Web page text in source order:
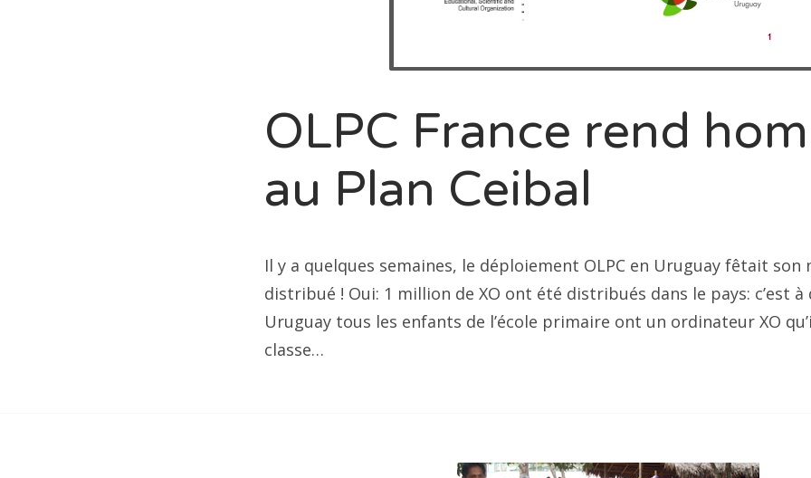
OLPC France rend
au Plan Ceibal
Il y a quelques semaines, le déploiement OLPC en Uruguay fêtait son
distribué ! Oui: 1 million de XO ont été distribués dans le pays: c’est à
Uruguay tous les enfants de l’école primaire ont un ordinateur XO
classe…